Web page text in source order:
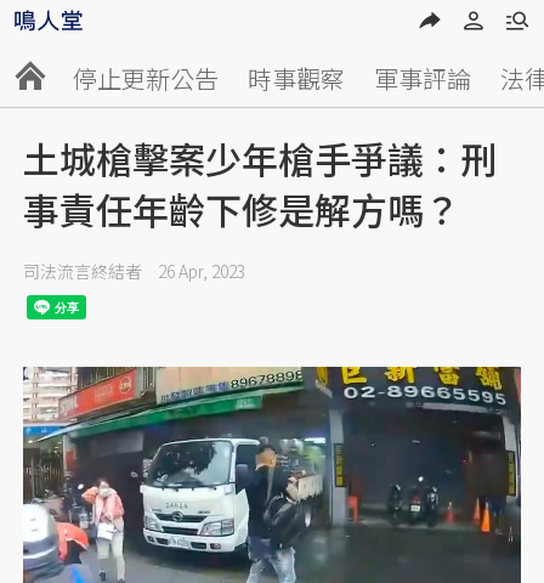
停止更新公告 時事觀察 軍事評論 法
土城槍擊案少年槍手爭議：刑
事責任年齡下修是解方嗎？
司法流言終結者 26 Apr, 2023